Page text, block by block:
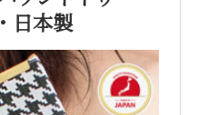
日本製